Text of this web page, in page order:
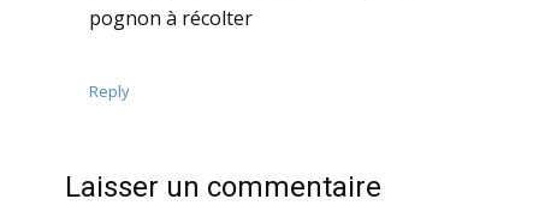
pognon à récolter
Reply
Laisser un commentaire